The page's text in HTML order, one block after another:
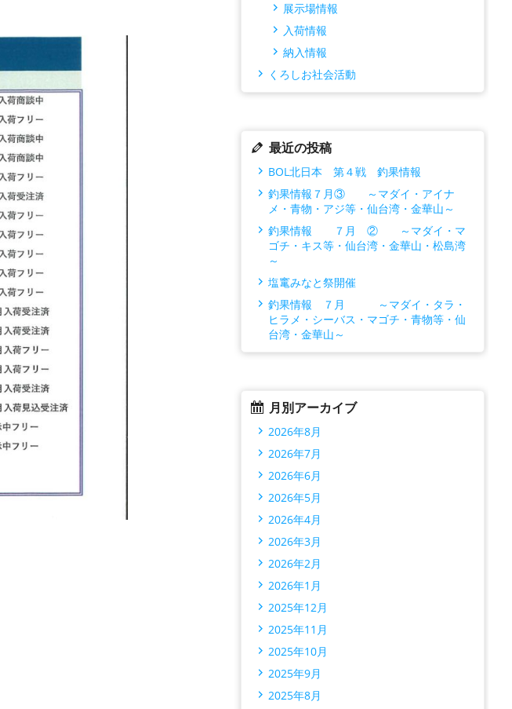
展示場情報
入荷情報
納入情報
くろしお社会活動
最近の投稿
BOL北日本 第４戦 釣果情報
釣果情報７月③ ～マダイ・アイナ
メ・青物・アジ等・仙台湾・金華山～
釣果情報 ７月 ② ～マダイ・マ
ゴチ・キス等・仙台湾・金華山・松島湾
～
塩竃みなと祭開催
釣果情報 ７月 ～マダイ・タラ・
ヒラメ・シーバス・マゴチ・青物等・仙
台湾・金華山～
月別アーカイブ
2026年8月
2026年7月
2026年6月
2026年5月
2026年4月
2026年3月
2026年2月
2026年1月
2025年12月
2025年11月
2025年10月
2025年9月
2025年8月